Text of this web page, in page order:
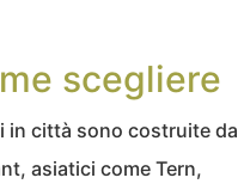
scegliere
in città sono costruite da
asiatici come Tern,